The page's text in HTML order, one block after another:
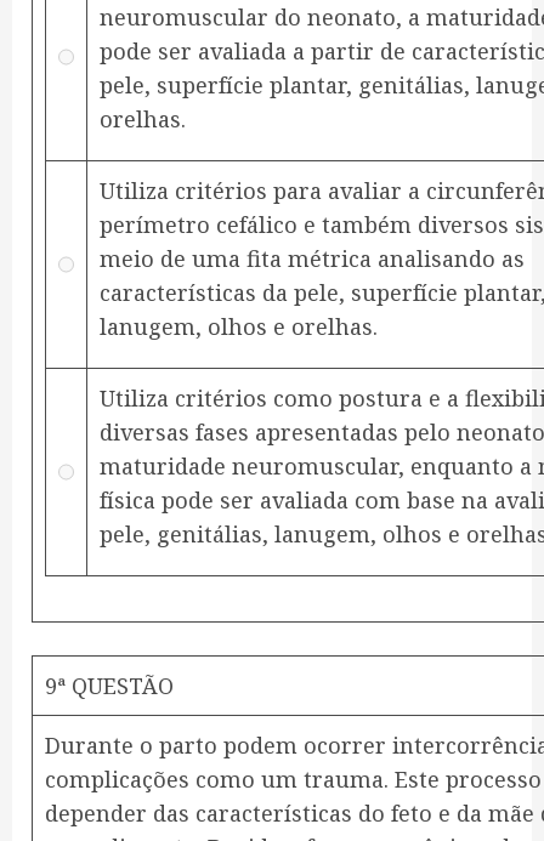
neuromuscular do neonato, a
pode ser avaliada a partir de
pele, superfície plantar, genitálias,
orelhas.
Utiliza critérios para avaliar a
perímetro cefálico e também diversos
meio de uma fita métrica analisando as
características da pele, superfície
lanugem, olhos e orelhas.
Utiliza critérios como postura e a
diversas fases apresentadas pelo
maturidade neuromuscular, enquanto a
física pode ser avaliada com base na
pele, genitálias, lanugem, olhos e
9ª QUESTÃO
Durante o parto podem ocorrer
complicações como um trauma. Este
depender das características do feto e da